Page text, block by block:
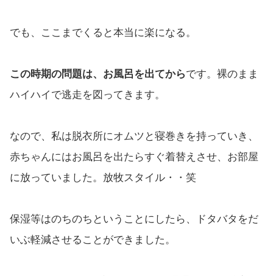
でも、ここまでくると本当に楽になる。
この時期の問題は、お風呂を出てからです。裸のまま
ハイハイで逃走を図ってきます。
なので、私は脱衣所にオムツと寝巻きを持っていき、
赤ちゃんにはお風呂を出たらすぐ着替えさせ、お部屋
に放っていました。放牧スタイル・・笑
保湿等はのちのちということにしたら、ドタバタをだ
いぶ軽減させることができました。